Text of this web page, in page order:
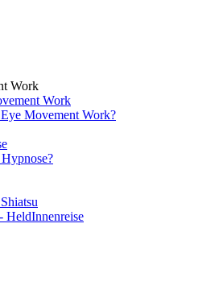
Work
Work
Movement Work?
HeldInnenreise